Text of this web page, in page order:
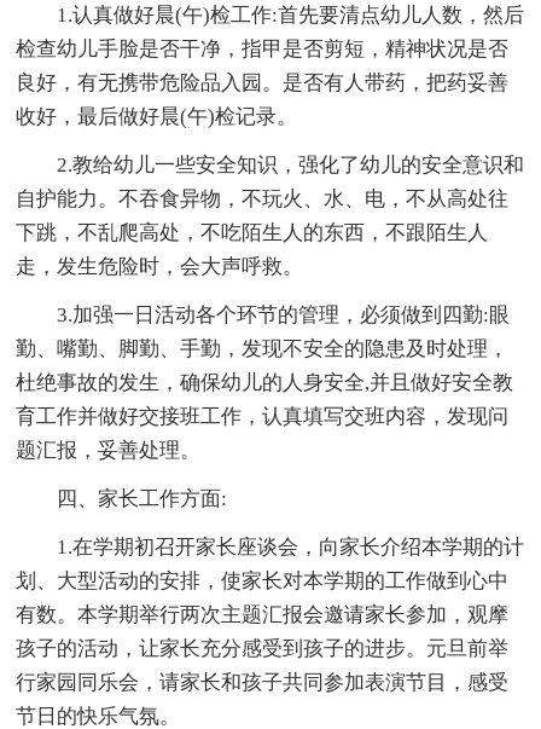
1.认真做好晨(午)检工作:首先要清点幼儿人数，然后
检查幼儿手脸是否干净，指甲是否剪短，精神状况是否
良好，有无携带危险品入园。是否有人带药，把药妥善
收好，最后做好晨(午)检记录。
2.教给幼儿一些安全知识，强化了幼儿的安全意识和
自护能力。不吞食异物，不玩火、水、电，不从高处往
下跳，不乱爬高处，不吃陌生人的东西，不跟陌生人
走，发生危险时，会大声呼救。
3.加强一日活动各个环节的管理，必须做到四勤:眼
勤、嘴勤、脚勤、手勤，发现不安全的隐患及时处理，
杜绝事故的发生，确保幼儿的人身安全,并且做好安全教
育工作并做好交接班工作，认真填写交班内容，发现问
题汇报，妥善处理。
四、家长工作方面:
1.在学期初召开家长座谈会，向家长介绍本学期的计
划、大型活动的安排，使家长对本学期的工作做到心中
有数。本学期举行两次主题汇报会邀请家长参加，观摩
孩子的活动，让家长充分感受到孩子的进步。元旦前举
行家园同乐会，请家长和孩子共同参加表演节目，感受
节日的快乐气氛。